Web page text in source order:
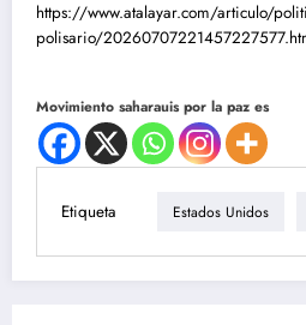
https://www.atalayar.com/articulo/
polisario/
Movimiento saharauis por la paz es
Etiqueta Estados Unidos